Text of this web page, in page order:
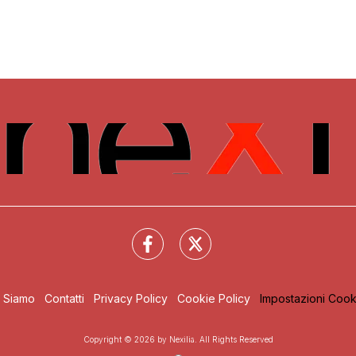
Siamo Contatti Privacy Policy Cookie Policy Impostazioni
Copyright © 2026 by Nexilia. All Rights Reserved